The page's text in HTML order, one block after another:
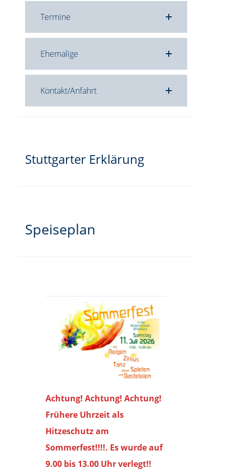
Termine
Ehemalige
Kontakt/Anfahrt
Stuttgarter Erklärung
Speiseplan
Achtung! Achtung! Achtung!
Frühere Uhrzeit als
Hitzeschutz am
Sommerfest!!!!. Es wurde auf
9.00 bis 13.00 Uhr verlegt!!